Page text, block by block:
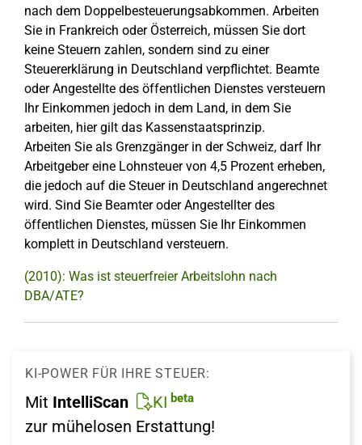
nach dem Doppelbesteuerungsabkommen. Arbeiten
Sie in Frankreich oder Österreich, müssen Sie dort
keine Steuern zahlen, sondern sind zu einer
Steuererklärung in Deutschland verpflichtet. Beamte
oder Angestellte des öffentlichen Dienstes versteuern
Ihr Einkommen jedoch in dem Land, in dem Sie
arbeiten, hier gilt das Kassenstaatsprinzip.
Arbeiten Sie als Grenzgänger in der Schweiz, darf Ihr
Arbeitgeber eine Lohnsteuer von 4,5 Prozent erheben,
die jedoch auf die Steuer in Deutschland angerechnet
wird. Sind Sie Beamter oder Angestellter des
öffentlichen Dienstes, müssen Sie Ihr Einkommen
komplett in Deutschland versteuern.
(2010): Was ist steuerfreier Arbeitslohn nach
DBA/ATE?
KI-POWER FÜR IHRE STEUER:
Mit IntelliScan KI beta
zur mühelosen Erstattung!